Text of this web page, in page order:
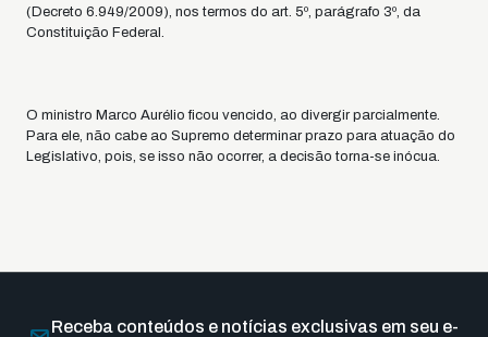
(Decreto 6.949/2009), nos termos do art. 5º, parágrafo 3º, da
Constituição Federal.
O ministro Marco Aurélio ficou vencido, ao divergir parcialmente.
Para ele, não cabe ao Supremo determinar prazo para atuação do
Legislativo, pois, se isso não ocorrer, a decisão torna-se inócua.
Receba conteúdos e notícias exclusivas em seu e-